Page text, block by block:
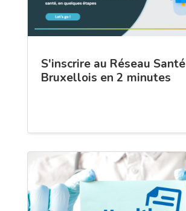
S'inscrire au Réseau Santé
Bruxellois en 2 minutes